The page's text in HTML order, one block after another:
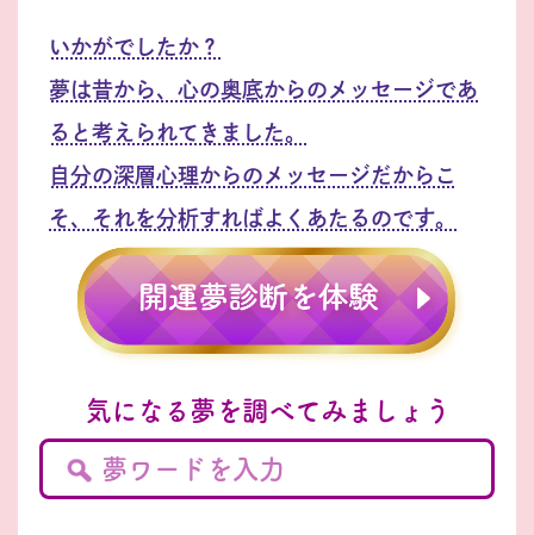
いかがでしたか？
夢は昔から、心の奥底からのメッセージであ
ると考えられてきました。
自分の深層心理からのメッセージだからこ
そ、それを分析すればよくあたるのです。
気になる夢を調べてみましょう